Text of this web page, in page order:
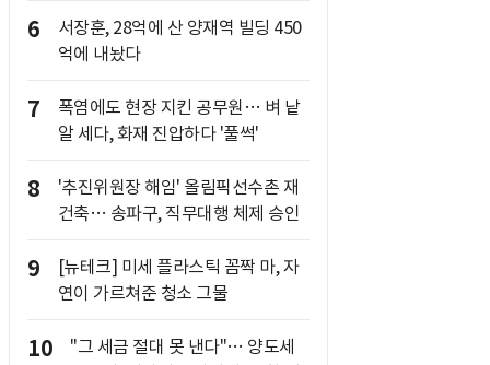
6
서장훈, 28억에 산 양재역 빌딩 450
억에 내놨다
7
폭염에도 현장 지킨 공무원… 벼 낱
알 세다, 화재 진압하다 '풀썩'
8
'추진위원장 해임' 올림픽선수촌 재
건축… 송파구, 직무대행 체제 승인
9
[뉴테크] 미세 플라스틱 꼼짝 마, 자
연이 가르쳐준 청소 그물
10
"그 세금 절대 못 낸다"… 양도세